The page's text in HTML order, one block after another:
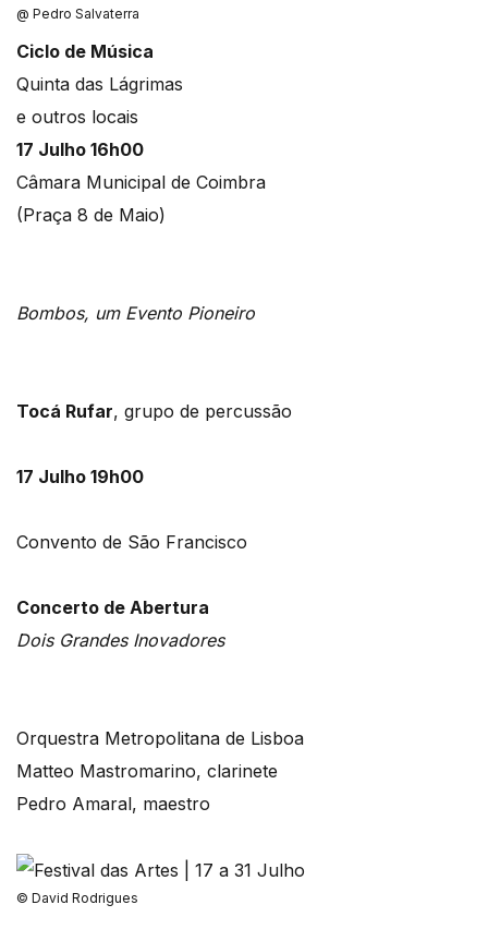
@ Pedro Salvaterra
Ciclo de Música
Quinta das Lágrimas
e outros locais
17 Julho 16h00
Câmara Municipal de Coimbra
(Praça 8 de Maio)
Bombos, um Evento Pioneiro
Tocá Rufar, grupo de percussão
17 Julho 19h00
Convento de São Francisco
Concerto de Abertura
Dois Grandes Inovadores
Orquestra Metropolitana de Lisboa
Matteo Mastromarino, clarinete
Pedro Amaral, maestro
© David Rodrigues